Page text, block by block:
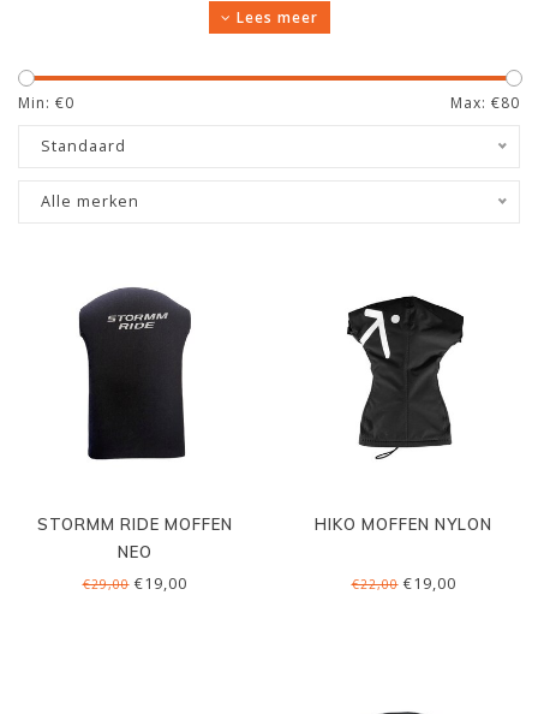
Lees meer
Min: €0 Max: €80
Standaard
Alle merken
STORMM RIDE MOFFEN
NEO
€29,00€19,00
HIKO MOFFEN NYLON
€22,00€19,00